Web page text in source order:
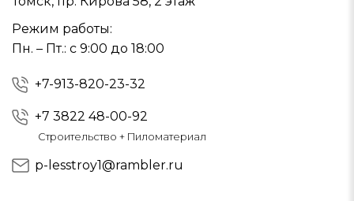
Режим работы:
Пн. – Пт.: с 9:00 до 18:00
+7-913-820-23-32
+7 3822 48-00-92
Строительство + Пиломатериал
p-lesstroy1@rambler.ru